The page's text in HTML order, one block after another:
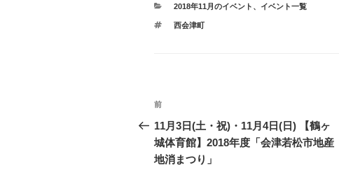
カ
ゴ
2018年11月のイベント 、 イベント一覧
タ
西会津町
投
稿
ナ
前
の
投
稿
前
11月3日(土・祝)・11月4日(日) 【鶴ヶ
城体育館】2018年度「会津若松市地産
地消まつり」